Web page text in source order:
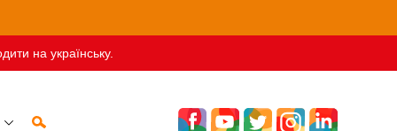
на українську.